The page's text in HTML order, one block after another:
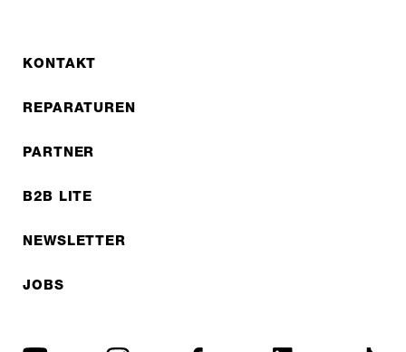
KONTAKT
REPARATUREN
PARTNER
B2B LITE
NEWSLETTER
JOBS